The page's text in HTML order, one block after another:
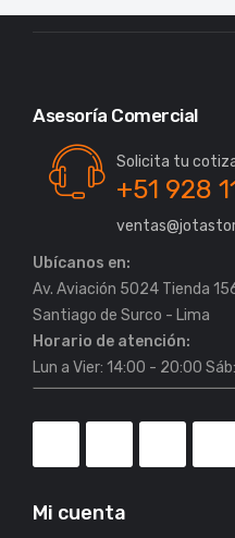
Asesoría Comercial
Solicita tu
+51 928
Ubícanos en:
Av. Aviación 5024 Tienda
Horario de atención:
Lun a Vier: 14:00 - 20:00
Mi cuenta